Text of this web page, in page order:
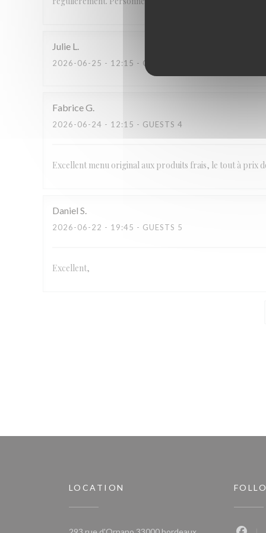
Julie L
2026-06-25 - 12:15 - GUESTS 2
FabriceG
2026-06-24 - 12:15 - GUESTS 4
Excellent menu original aux produits frais, le tout à prix
Daniel S
2026-06-22 - 19:45 - GUESTS 5
Excellent,
LOCATION
((opens in a new